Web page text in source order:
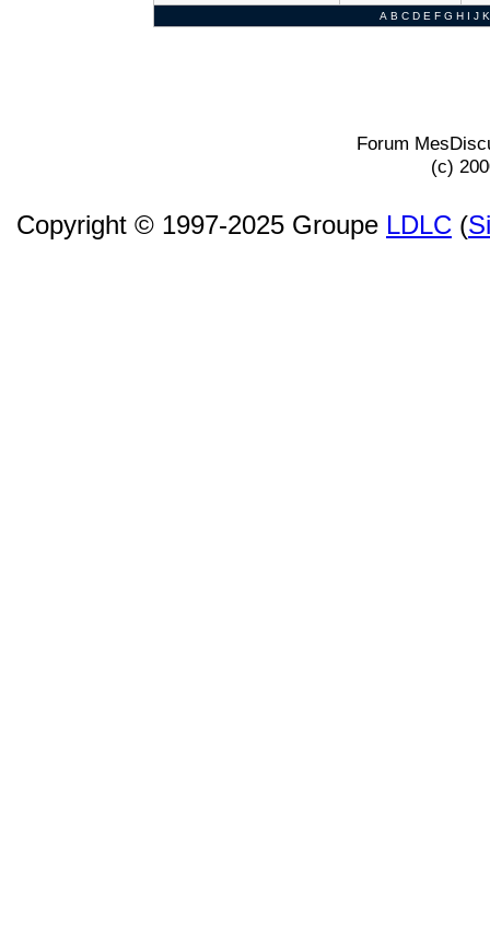
A B C D E F G H I J K
Forum
(c)
Copyright © 1997-2025 Groupe LDLC (